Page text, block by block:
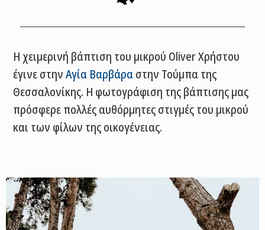
Η χειμερινή βάπτιση του μικρού Oliver Χρήστου
έγινε στηνΑγία Βαρβάραστην Τούμπα της
Θεσσαλονίκης. Η φωτογράφιση της βάπτισης μας
πρόσφερε πολλές αυθόρμητες στιγμές του μικρού
και των φίλων της οικογένειας.